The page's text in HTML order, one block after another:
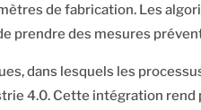
de fabrication. Les
prendre des mesures
dans lesquels les
4.0. Cette intégration